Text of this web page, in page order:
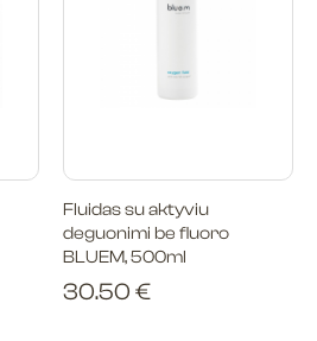
Fluidas su aktyviu
deguonimi be fluoro
BLUEM, 500ml
30.50 €